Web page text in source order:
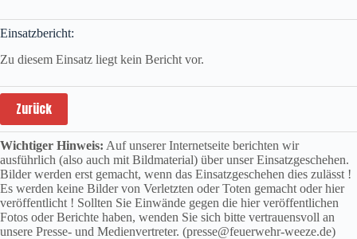
Einsatzbericht:
Zu diesem Einsatz liegt kein Bericht vor.
Zurück
Wichtiger Hinweis: Auf unserer Internetseite berichten wir
ausführlich (also auch mit Bildmaterial) über unser Einsatzgeschehen.
Bilder werden erst gemacht, wenn das Einsatzgeschehen dies zulässt !
Es werden keine Bilder von Verletzten oder Toten gemacht oder hier
veröffentlicht ! Sollten Sie Einwände gegen die hier veröffentlichen
Fotos oder Berichte haben, wenden Sie sich bitte vertrauensvoll an
unsere Presse- und Medienvertreter. (presse@feuerwehr-weeze.de)